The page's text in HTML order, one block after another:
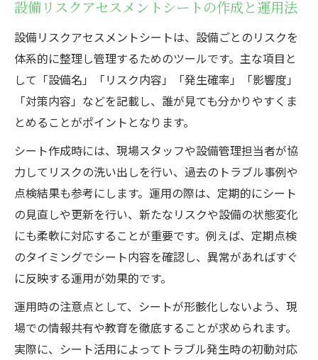
設備リスクアセスメントシートの作成と運用法
設備リスクアセスメントシートは、設備ごとのリスクを
体系的に整理し管理するためのツールです。主な項目と
して「設備名」「リスク内容」「発生確率」「影響度」
「対策内容」などを記載し、誰が見ても分かりやすくま
とめることがポイントとなります。
シート作成時には、現場スタッフや設備管理担当者が協
力してリスクの洗い出しを行い、過去のトラブル事例や
点検結果も参考にします。運用の際は、定期的にシート
の見直しや更新を行い、新たなリスクや設備の状態変化
にも柔軟に対応することが重要です。例えば、定期点検
のタイミングでシート内容を確認し、異常があればすぐ
に反映する運用が効果的です。
運用時の注意点として、シートが形骸化しないよう、現
場での情報共有や教育を徹底することが求められます。
実際に、シート活用によってトラブル発生時の初動対応